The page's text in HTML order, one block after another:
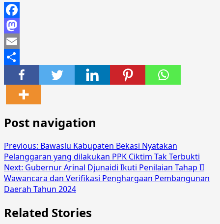
Facebook
Mastodon
Email
Share
Post navigation
Previous: Bawaslu Kabupaten Bekasi Nyatakan
Pelanggaran yang dilakukan PPK Ciktim Tak Terbukti
Next: Gubernur Arinal Djunaidi Ikuti Penilaian Tahap II
Wawancara dan Verifikasi Penghargaan Pembangunan
Daerah Tahun 2024
Related Stories